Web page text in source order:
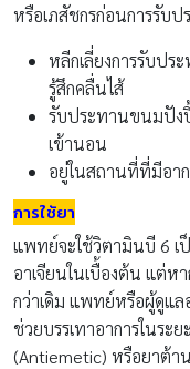
หรือเภสัชกรก่อนการรับป
หลีกเลี่ยงการรับป
รู้สึกคลื่นไส้
รับประทานขนมปัง
เข้านอน
อยู่ในสถานที่ที่มีอา
การใช้ยา
แพทย์จะใช้วิตามินบี 6 เ
อาเจียนในเบื้องต้น แต่ห
กว่าเดิม แพทย์หรือผู้ดูแ
ช่วยบรรเทาอาการในระ
(Antiemetic) หรือยาต้า